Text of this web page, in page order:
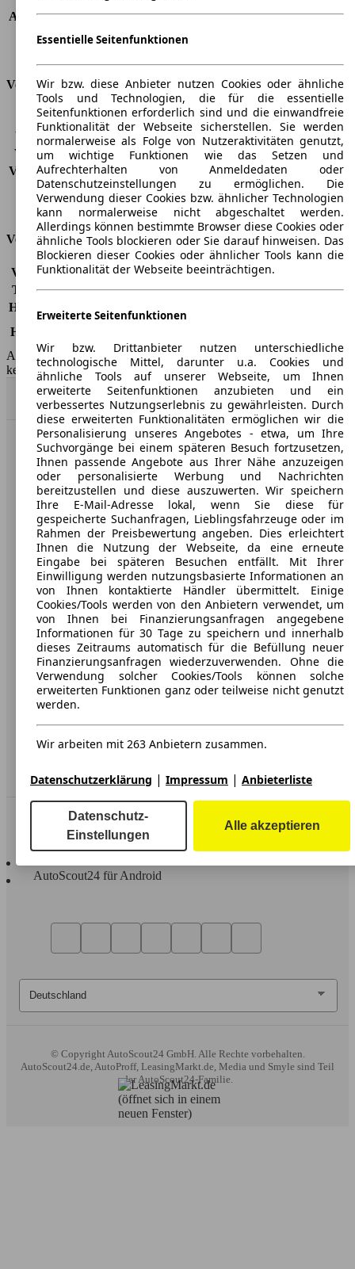
Anhängelast (ungebremst) 450 kg
Anhängelast (gebremst)
1000 kg
Verbrauch
CO2 Emissionen*
159 g/km (komb.)
Verbrauch (Stadt)
8,4 l/100km
Verbrauch (Land)
5,7 l/100km
Verbrauch (komb.)* 6,7 l/100km
Schadstoffklasse
EU4
Tankinhalt
55 l
Versicherungsklassen
Vollkasko -
Teilkasko -
Haftpflicht
HSN/TSN
AutoScout24 GmbH übernimmt für die Richtigkeit der Angaben
keine Gewähr.
Nach Oben
AutoScout24: Europaweit der größte Online-Automarkt.
Unternehmen
Über AutoScout24
Presse
Karriere
Werbung
AGB
Datenschutz
Impressum
Service
Händler
In Verbindung bleiben
AutoScout24 für Android
© Copyright AutoScout24 GmbH. Alle Rechte vorbehalten.
AutoScout24.de, AutoProff, LeasingMarkt.de, Media und Smyle sind Teil
der AutoScout24-Familie.
Essentielle Seitenfunktionen
Wir bzw. diese Anbieter nutzen Cookies oder ähnliche
Tools und Technologien, die für die essentielle
Seitenfunktionen erforderlich sind und die einwandfreie
Funktionalität der Webseite sicherstellen. Sie werden
normalerweise als Folge von Nutzeraktivitäten genutzt,
um wichtige Funktionen wie das Setzen und
Aufrechterhalten von Anmeldedaten oder
Datenschutzeinstellungen zu ermöglichen. Die
Verwendung dieser Cookies bzw. ähnlicher Technologien
kann normalerweise nicht abgeschaltet werden.
Allerdings können bestimmte Browser diese Cookies oder
ähnliche Tools blockieren oder Sie darauf hinweisen. Das
Blockieren dieser Cookies oder ähnlicher Tools kann die
Funktionalität der Webseite beeinträchtigen.
Erweiterte Seitenfunktionen
Wir bzw. Drittanbieter nutzen unterschiedliche
technologische Mittel, darunter u.a. Cookies und
ähnliche Tools auf unserer Webseite, um Ihnen
erweiterte Seitenfunktionen anzubieten und ein
verbessertes Nutzungserlebnis zu gewährleisten. Durch
diese erweiterten Funktionalitäten ermöglichen wir die
Personalisierung unseres Angebotes - etwa, um Ihre
Suchvorgänge bei einem späteren Besuch fortzusetzen,
Ihnen passende Angebote aus Ihrer Nähe anzuzeigen
oder personalisierte Werbung und Nachrichten
bereitzustellen und diese auszuwerten. Wir speichern
Ihre E-Mail-Adresse lokal, wenn Sie diese für
gespeicherte Suchanfragen, Lieblingsfahrzeuge oder im
Rahmen der Preisbewertung angeben. Dies erleichtert
Ihnen die Nutzung der Webseite, da eine erneute
Eingabe bei späteren Besuchen entfällt. Mit Ihrer
Einwilligung werden nutzungsbasierte Informationen an
von Ihnen kontaktierte Händler übermittelt. Einige
Cookies/Tools werden von den Anbietern verwendet, um
von Ihnen bei Finanzierungsanfragen angegebene
Informationen für 30 Tage zu speichern und innerhalb
dieses Zeitraums automatisch für die Befüllung neuer
Finanzierungsanfragen wiederzuverwenden. Ohne die
Verwendung solcher Cookies/Tools können solche
erweiterten Funktionen ganz oder teilweise nicht genutzt
werden.
Wir arbeiten mit 263 Anbietern zusammen.
Datenschutzerklärung | Impressum | Anbieterliste
Datenschutz-
Einstellungen
Alle akzeptieren